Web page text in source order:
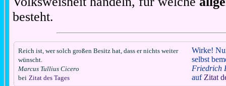
besteht.
Reich ist, wer solch großen Besitz hat, dass er nichts weiter
wünscht.
Marcus Tullius Cicero
bei Zitat des Tages
Wirke!
selbst
Friedrich
auf Zitat